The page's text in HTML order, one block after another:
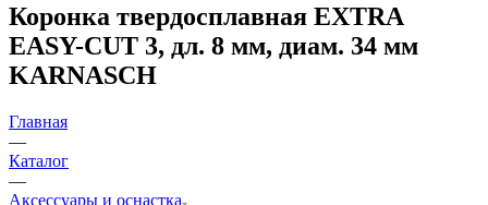
Коронка твердосплавная EXTRA
EASY-CUT 3, дл. 8 мм, диам. 34 мм
KARNASCH
Главная
—
Каталог
—
Аксeccyapы и оснастка